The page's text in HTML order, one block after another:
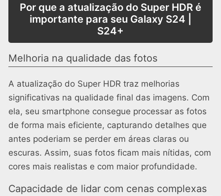
Por que a atualização do Super HDR é
importante para seu Galaxy S24 |
S24+
Melhoria na qualidade das fotos
A atualização do Super HDR traz melhorias
significativas na qualidade final das imagens. Com
ela, seu smartphone consegue processar as fotos
de forma mais eficiente, capturando detalhes que
antes poderiam se perder em áreas claras ou
escuras. Assim, suas fotos ficam mais nítidas, com
cores mais realistas e com maior profundidade.
Capacidade de lidar com cenas complexas